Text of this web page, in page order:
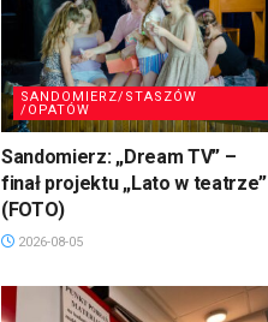
SANDOMIERZ/STASZÓW
/OPATÓW
Sandomierz: „Dream TV” –
finał projektu „Lato w teatrze”
(FOTO)
2026-08-05